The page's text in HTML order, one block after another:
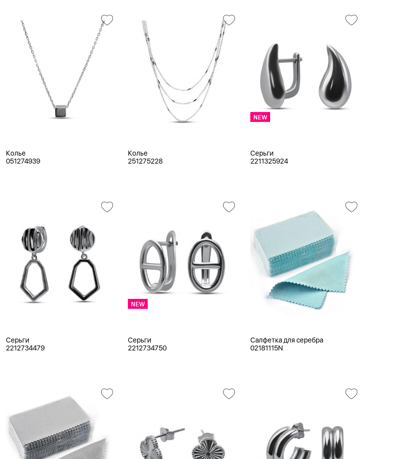
Колье
051274939
Колье
251275228
Серьги
2211325924
Серьги
2212734479
Серьги
2212734750
Салфетка для серебра
02181115N